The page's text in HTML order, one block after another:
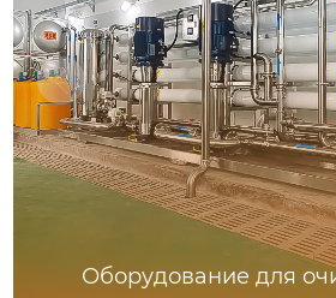
Оборудование для